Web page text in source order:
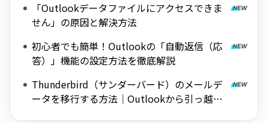
「Outlookデータファイルにアクセスできま
せん」の原因と解決方法
初心者でも簡単！Outlookの「自動返信（応
答）」機能の設定方法を徹底解説
Thunderbird（サンダーバード）のメールデ
ータを移行する方法｜Outlookから引っ越し